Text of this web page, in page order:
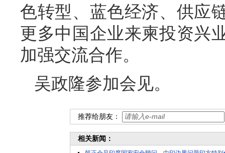
色转型、蓝色经济、供应
更多中国企业来柬投资兴
加强交流合作。
吴政隆参加会见。
推荐给朋友：
相关新闻：